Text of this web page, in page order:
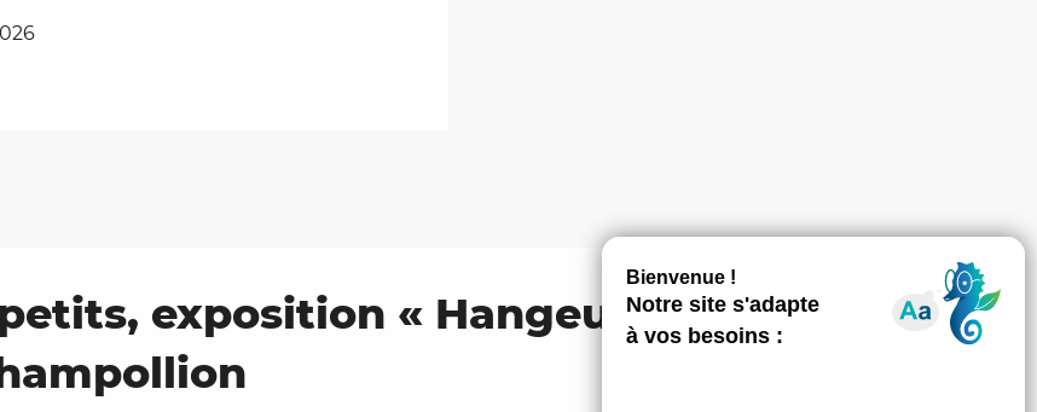
exposition « Hangeul, la volonté